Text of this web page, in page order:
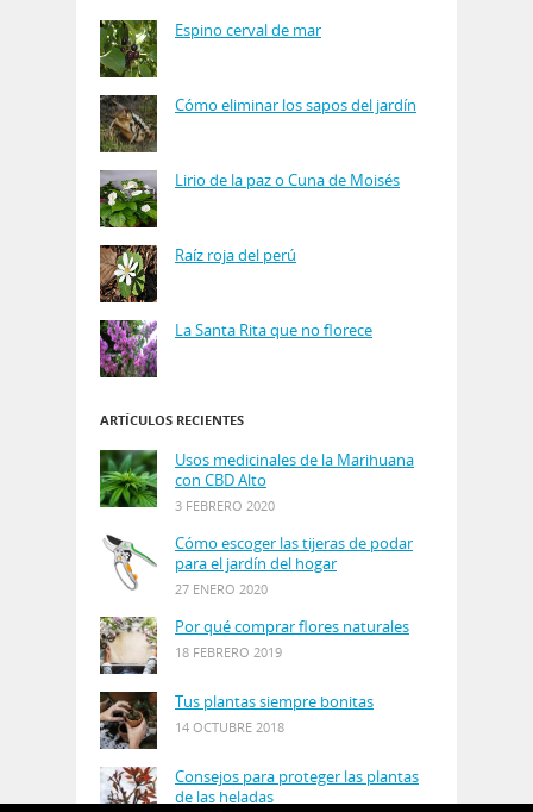
Espino cerval de mar
Cómo eliminar los sapos del jardín
Lirio de la paz o Cuna de Moisés
Raíz roja del perú
La Santa Rita que no florece
ARTÍCULOS RECIENTES
Usos medicinales de la Marihuana
con CBD Alto
3 FEBRERO 2020
Cómo escoger las tijeras de podar
para el jardín del hogar
27 ENERO 2020
Por qué comprar flores naturales
18 FEBRERO 2019
Tus plantas siempre bonitas
14 OCTUBRE 2018
Consejos para proteger las plantas
de las heladas